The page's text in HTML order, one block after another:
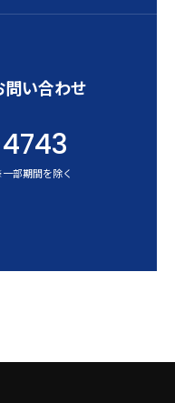
い合わせ
部期間を除く